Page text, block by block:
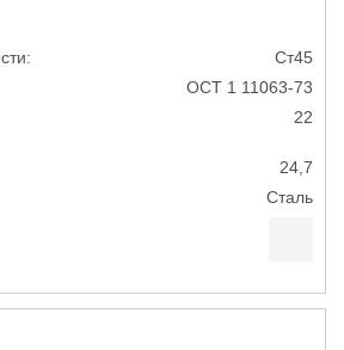
Ст45
ОСТ 1 11063-73
22
24,7
Сталь